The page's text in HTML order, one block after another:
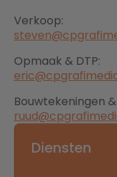
Verkoop:
Opmaak & DTP:
Bouwtekeningen
Diensten